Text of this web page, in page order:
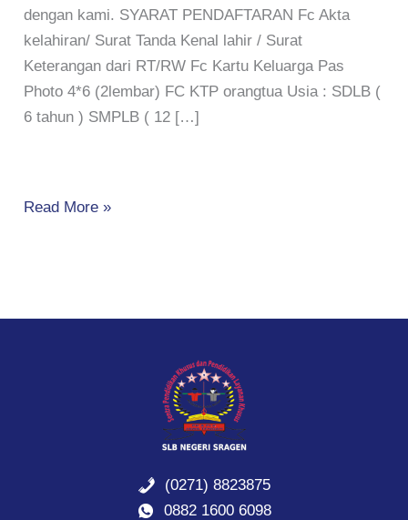
dengan kami. SYARAT PENDAFTARAN Fc Akta
kelahiran/ Surat Tanda Kenal lahir / Surat
Keterangan dari RT/RW Fc Kartu Keluarga Pas
Photo 4*6 (2lembar) FC KTP orangtua Usia : SDLB (
6 tahun ) SMPLB ( 12 […]
Read More »
(0271) 8823875
0882 1600 6098